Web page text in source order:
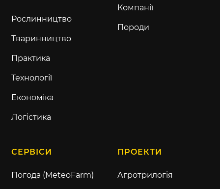
Рослинництво
Тваринництво
Практика
Технології
Економіка
Логістика
Компанії
Породи
СЕРВІСИ
Погода (MeteoFarm)
ПРОЕКТИ
Агротрилогія